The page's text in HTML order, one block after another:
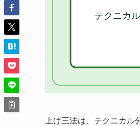
上げ三法は、テクニカ